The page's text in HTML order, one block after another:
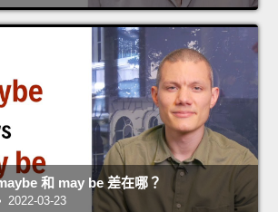
和 may be 差在哪？
2022-03-23